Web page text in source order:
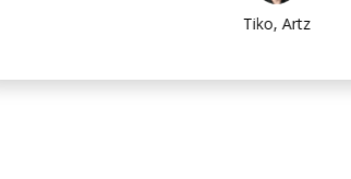
Tiko, Artz